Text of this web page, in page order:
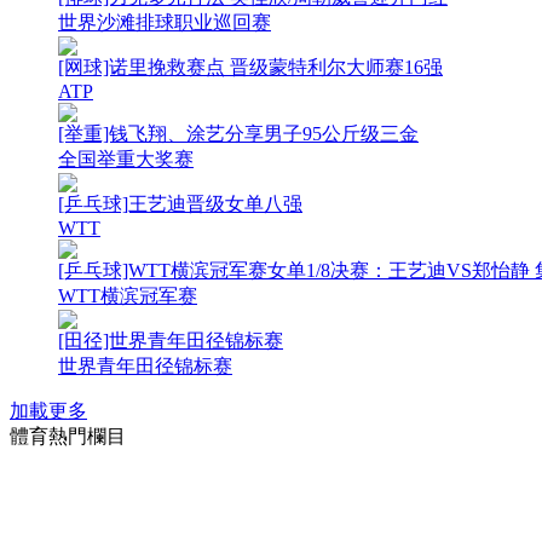
世界沙滩排球职业巡回赛
[网球]诺里挽救赛点 晋级蒙特利尔大师赛16强
ATP
[举重]钱飞翔、涂艺分享男子95公斤级三金
全国举重大奖赛
[乒乓球]王艺迪晋级女单八强
WTT
[乒乓球]WTT横滨冠军赛女单1/8决赛：王艺迪VS郑怡静
WTT横滨冠军赛
[田径]世界青年田径锦标赛
世界青年田径锦标赛
加載更多
體育熱門欄目